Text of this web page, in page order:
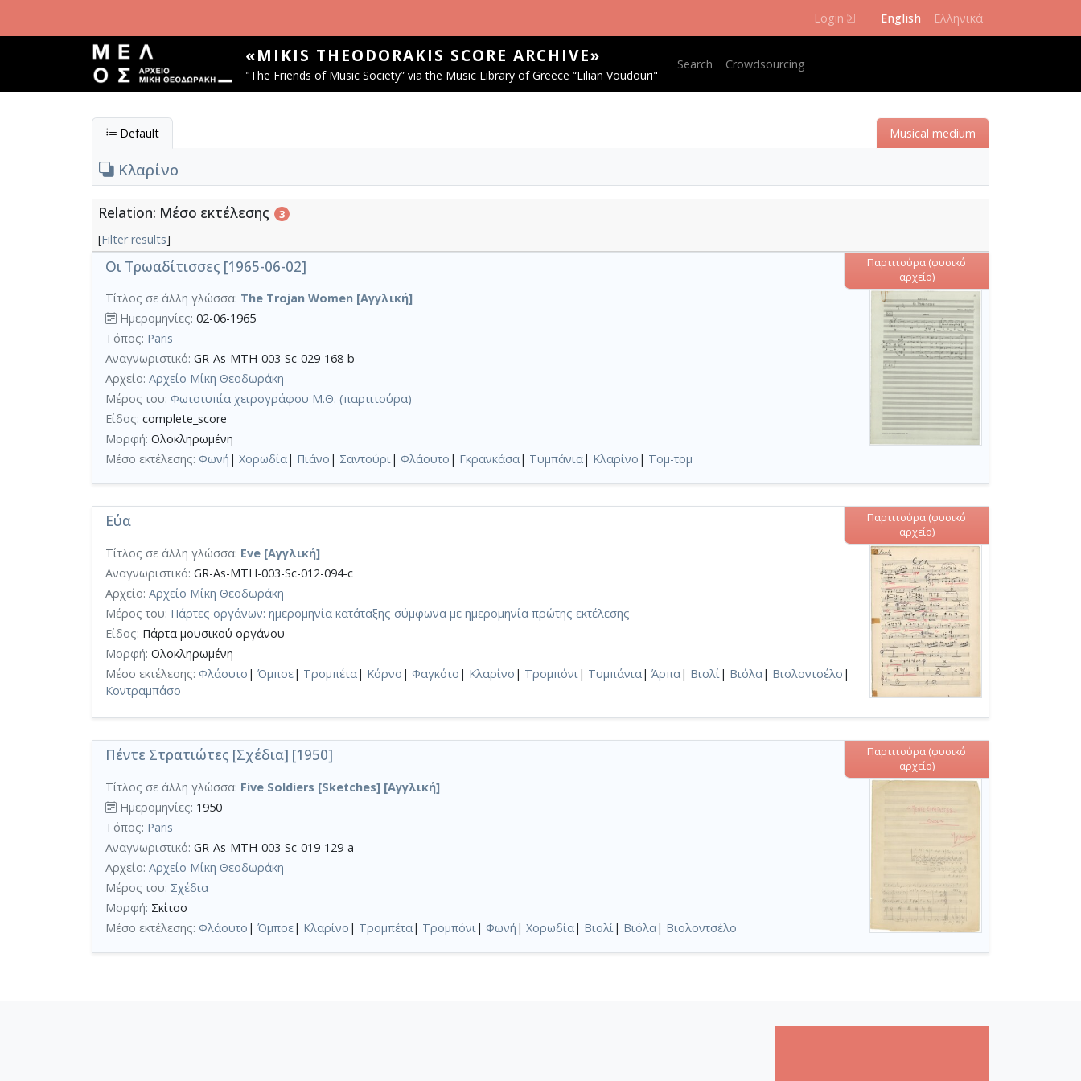
Login English Ελληνικά
«MIKIS THEODORAKIS SCORE ARCHIVE»
"The Friends of Music Society” via the Music Library of Greece “Lilian Voudouri"
Main navigation
Search Crowdsourcing
Default Μusical medium
Κλαρίνο
Relation: Μέσο εκτέλεσης 3
[Filter results]
Οι Τρωαδίτισσες [1965-06-02]
Παρτιτούρα (φυσικό
αρχείο)
Τίτλος σε άλλη γλώσσα: The Trojan Women [Αγγλική]
Ημερομηνίες: 02-06-1965
Τόπος: Paris
Αναγνωριστικό: GR-As-MTH-003-Sc-029-168-b
Αρχείο: Αρχείο Μίκη Θεοδωράκη
Μέρος του: Φωτοτυπία χειρογράφου Μ.Θ. (παρτιτούρα)
Είδος: complete_score
Μορφή: Ολοκληρωμένη
Μέσο εκτέλεσης: Φωνή | Χορωδία| Πιάνο | Σαντούρι| Φλάουτο | Γκρανκάσα| Τυμπάνια| Κλαρίνο | Τομ-τομ
Εύα
Παρτιτούρα (φυσικό
αρχείο)
Τίτλος σε άλλη γλώσσα: Eve [Αγγλική]
Αναγνωριστικό: GR-As-MTH-003-Sc-012-094-c
Αρχείο: Αρχείο Μίκη Θεοδωράκη
Μέρος του: Πάρτες οργάνων: ημερομηνία κατάταξης σύμφωνα με ημερομηνία πρώτης εκτέλεσης
Είδος: Πάρτα μουσικού οργάνου
Μορφή: Ολοκληρωμένη
Μέσο εκτέλεσης: Φλάουτο | Όμποε| Τρομπέτα| Κόρνο | Φαγκότο | Κλαρίνο | Τρομπόνι| Τυμπάνια| Άρπα| Βιολί| Βιόλα| Βιολοντσέλο |
Κοντραμπάσο
Πέντε Στρατιώτες [Σχέδια] [1950]
Παρτιτούρα (φυσικό
αρχείο)
Τίτλος σε άλλη γλώσσα: Five Soldiers [Sketches] [Αγγλική]
Ημερομηνίες: 1950
Τόπος: Paris
Αναγνωριστικό: GR-As-MTH-003-Sc-019-129-a
Αρχείο: Αρχείο Μίκη Θεοδωράκη
Μέρος του: Σχέδια
Μορφή: Σκίτσο
Μέσο εκτέλεσης: Φλάουτο | Όμποε| Κλαρίνο | Τρομπέτα| Τρομπόνι | Φωνή | Χορωδία| Βιολί | Βιόλα| Βιολοντσέλο